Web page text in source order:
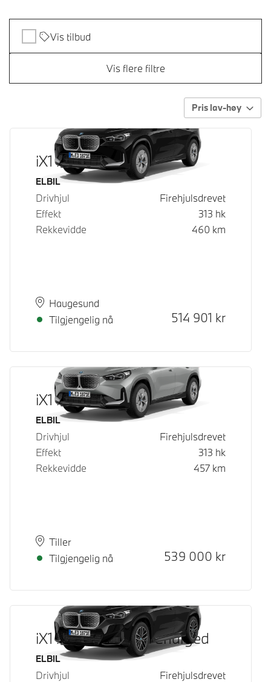
Vis tilbud
Vis flere filtre
Pris lav-høy
iX1 xDrive30
Drivstoff
ELBIL
Drivhjul
Firehjulsdrevet
Effekt
313 hk
Rekkevidde
460 km
PlassHaugesund
Leveringstid
Tilgjengelig nå
Kontantpris
514 901 kr
iX1 xDrive30
Drivstoff
ELBIL
Drivhjul
Firehjulsdrevet
Effekt
313 hk
Rekkevidde
457 km
PlassTiller
Leveringstid
Tilgjengelig nå
Kontantpris
539 000 kr
iX1 xDrive30 Fully Charged
Drivstoff
ELBIL
Drivhjul
Firehjulsdrevet